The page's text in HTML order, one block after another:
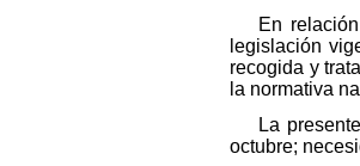
En
legislación
recogida y
la normativa
La
octubre;